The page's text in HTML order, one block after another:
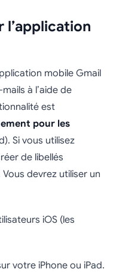
l’application
mobile Gmail
à l’aide de
est
pour les
Si vous utilisez
de libellés
devrez utiliser un
iOS (les
votre iPhone ou iPad.